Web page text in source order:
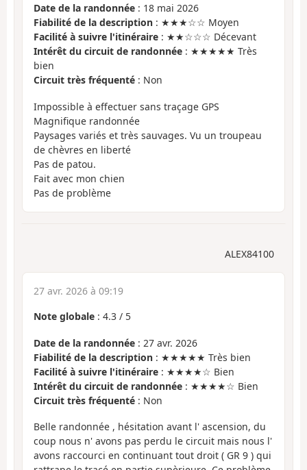
Date de la randonnée : 18 mai 2026
Fiabilité de la description : ★★★☆☆ Moyen
Facilité à suivre l'itinéraire : ★★☆☆☆ Décevant
Intérêt du circuit de randonnée : ★★★★★ Très
bien
Circuit très fréquenté : Non
Impossible à effectuer sans traçage GPS
Magnifique randonnée
Paysages variés et très sauvages. Vu un troupeau
de chèvres en liberté
Pas de patou.
Fait avec mon chien
Pas de problème
ALEX84100
27 avr. 2026 à 09:19
Note globale : 4.3 / 5
Date de la randonnée : 27 avr. 2026
Fiabilité de la description : ★★★★★ Très bien
Facilité à suivre l'itinéraire : ★★★★☆ Bien
Intérêt du circuit de randonnée : ★★★★☆ Bien
Circuit très fréquenté : Non
Belle randonnée , hésitation avant l' ascension, du
coup nous n' avons pas perdu le circuit mais nous l'
avons raccourci en continuant tout droit ( GR 9 ) qui